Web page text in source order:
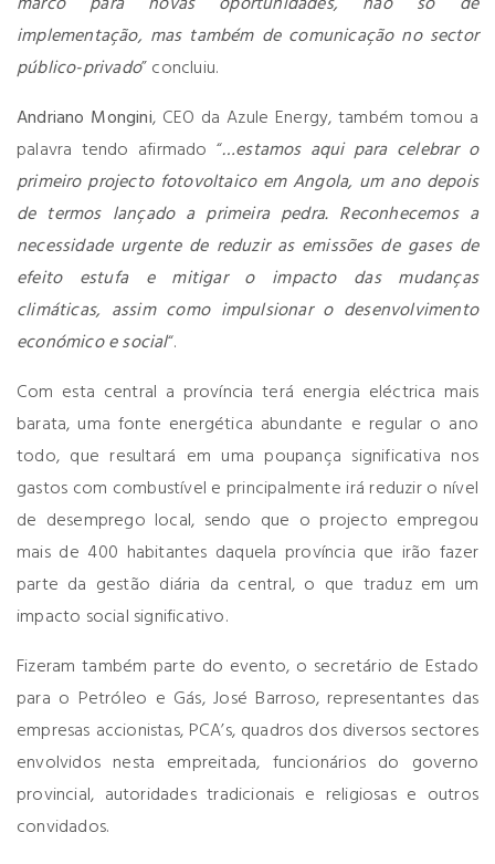
implementação, mas também de comunicação no sector
público-privado” concluiu.
Andriano Mongini, CEO da Azule Energy, também tomou a
palavra tendo afirmado “…estamos aqui para celebrar o
primeiro projecto fotovoltaico em Angola, um ano depois
de termos lançado a primeira pedra. Reconhecemos a
necessidade urgente de reduzir as emissões de gases de
efeito estufa e mitigar o impacto das mudanças
climáticas, assim como impulsionar o desenvolvimento
económico e social“.
Com esta central a província terá energia eléctrica mais
barata, uma fonte energética abundante e regular o ano
todo, que resultará em uma poupança significativa nos
gastos com combustível e principalmente irá reduzir o nível
de desemprego local, sendo que o projecto empregou
mais de 400 habitantes daquela província que irão fazer
parte da gestão diária da central, o que traduz em um
impacto social significativo.
Fizeram também parte do evento, o secretário de Estado
para o Petróleo e Gás, José Barroso, representantes das
empresas accionistas, PCA’s, quadros dos diversos sectores
envolvidos nesta empreitada, funcionários do governo
provincial, autoridades tradicionais e religiosas e outros
convidados.